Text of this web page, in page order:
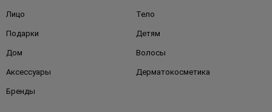
Лицо Тело
Подарки Детям
Дом Волосы
Аксессуары Дерматокосметика
Бренды